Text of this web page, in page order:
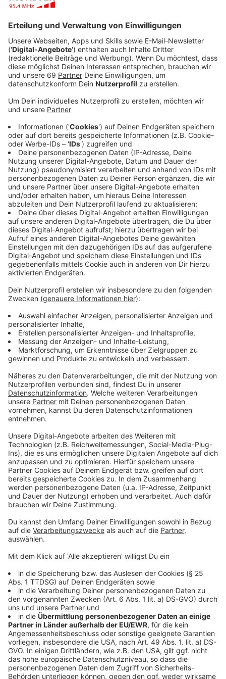
Anzeige
Copy & Paste
Anzeige
Sachen kopieren und einfügen. Geht mit der
Kombination "Steuerung+C" und "Steuerung+V", das
wissen viele. Aber: "Windows-Taste+V" öffnet die
neue Zwischenablage.
Dann gibt es eine Liste mit den Dingen, die vorher
schon mal kopiert wurden. Daraus kann man dann
einfach auswählen. Also: ein kopierter Text oder ein
Bild kann dann noch eingefügt werden, wenn man
danach schon wieder andere in die
Zwischenablage kopiert hatte.
Anzeige
Screenshot machen
Anzeige
Einen Screenshot zu machen, das wissen viele, geht
mit der "Druck“ Taste. Da wird aber gleich der ganze
Bildschirm abfotografiert, sodass man das Bild
hinterher noch schneiden muss. Das geht viel
einfacher: "
Windows-Taste + Umschalttaste+
S" öffnet eine Screenshot-Ansicht, die man bearbeitet
kann. Das heißt, man kann dort mit ein paar kleinen
Werkzeugen seinen Bildausschnitt direkt bearbeiten
und woanders einfügen und muss nicht erst den
Screenshot in ein Bildbearbeitungsprogramm
kopieren.
Anzeige
Neue Tabs machen
Ein Klick mit dem Mausrad auf einen Link im Browser
öffnet immer den neuen Inhalt in einem neuem Tab. So
bleibt beim Surfen und Recherchieren die
Übersichtlichkeit über die besuchten Seiten erhalten.
Anzeige